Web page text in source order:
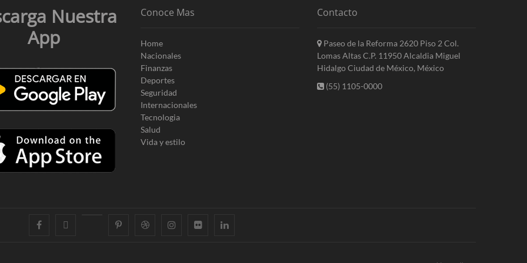
Nuestra
App
Conoce Mas
Home
Nacionales
Finanzas
Deportes
Seguridad
Internacionales
Tecnologia
Salud
Vida y estilo
Contacto
Paseo de la Reforma 2620 Piso 2 Col.
Lomas Altas C.P. 11950 Alcaldia Miguel
Hidalgo Ciudad de México, México
(55) 1105-0000
facebook googlepluspinterestdribbbleinstagramflickr linkedin